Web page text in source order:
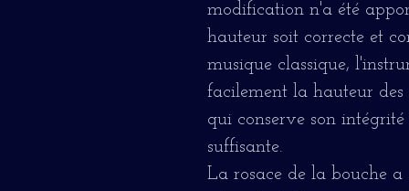
modification n'a été
hauteur soit correcte et
musique classique,
facilement la hauteur des
qui conserve son
suffisante.
La rosace de la bouche a